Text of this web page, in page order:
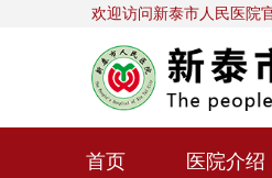
欢迎访问新泰市人民医院
首页 医院介绍